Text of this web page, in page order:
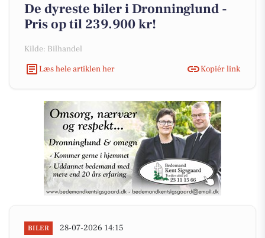
De dyreste biler i Dronninglund -
Pris op til 239.900 kr!
Kilde: Bilhandel
Læs hele artiklen her
Kopiér link
BILER 28-07-2026 14:15